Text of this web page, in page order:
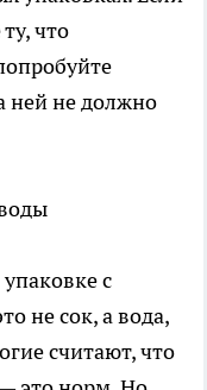
что
ней не должно
с
не сок, а вода,
считают, что